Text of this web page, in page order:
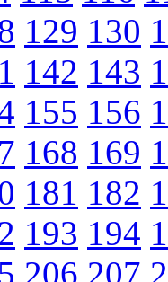
129 130
142 143
155 156
168 169
181 182
193 194
206 207